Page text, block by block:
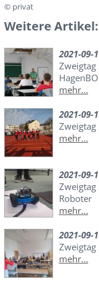
© privat
Weitere Artikel:
2021-09-
mehr...
2021-09-
Zweigtag
mehr...
2021-09-
Roboter
mehr...
2021-09-
mehr...